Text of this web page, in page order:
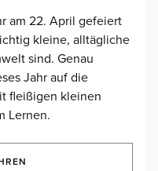
am 22. April gefeiert
kleine, alltägliche
sind. Genau
Jahr auf die
fleißigen kleinen
Lernen.